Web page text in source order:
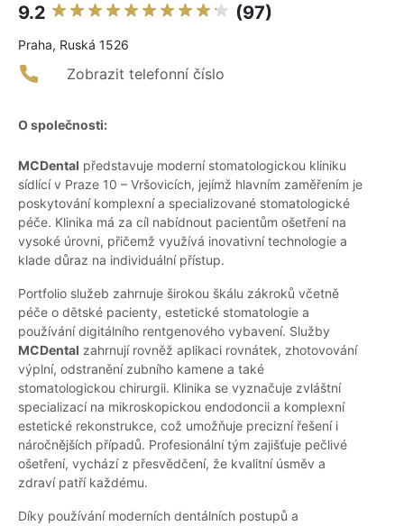
9.2 (97)
Praha, Ruská 1526
Zobrazit telefonní číslo
O společnosti:
MCDental představuje moderní stomatologickou kliniku
sídlící v Praze 10 – Vršovicích, jejímž hlavním zaměřením je
poskytování komplexní a specializované stomatologické
péče. Klinika má za cíl nabídnout pacientům ošetření na
vysoké úrovni, přičemž využívá inovativní technologie a
klade důraz na individuální přístup.
Portfolio služeb zahrnuje širokou škálu zákroků včetně
péče o dětské pacienty, estetické stomatologie a
používání digitálního rentgenového vybavení. Služby
MCDental zahrnují rovněž aplikaci rovnátek, zhotovování
výplní, odstranění zubního kamene a také
stomatologickou chirurgii. Klinika se vyznačuje zvláštní
specializací na mikroskopickou endodoncii a komplexní
estetické rekonstrukce, což umožňuje precizní řešení i
náročnějších případů. Profesionální tým zajišťuje pečlivé
ošetření, vychází z přesvědčení, že kvalitní úsměv a
zdraví patří každému.
Díky používání moderních dentálních postupů a